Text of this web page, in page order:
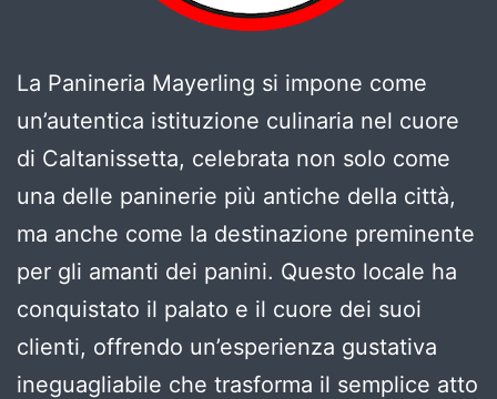
La Panineria Mayerling si impone come
un’autentica istituzione culinaria nel cuore
di Caltanissetta, celebrata non solo come
una delle paninerie più antiche della città,
ma anche come la destinazione preminente
per gli amanti dei panini. Questo locale ha
conquistato il palato e il cuore dei suoi
clienti, offrendo un’esperienza gustativa
ineguagliabile che trasforma il semplice atto